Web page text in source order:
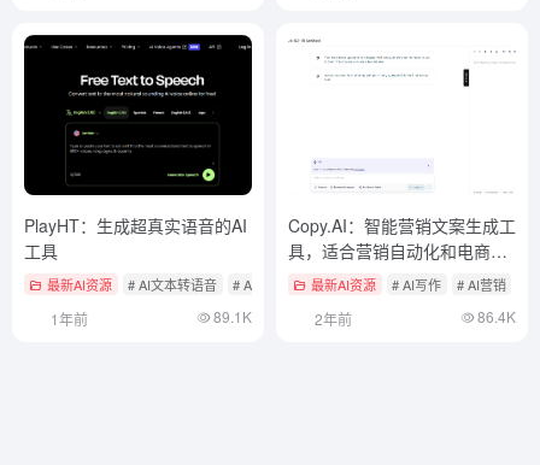
PlayHT：生成超真实语音的AI
工具
最新AI资源 # AI文本转语音 # AI语音克隆
1年前 89.1K
Copy.AI：智能营销文案生成工
具，适合营销自动化和电商文
案写作
最新AI资源 # AI写作 # AI营销
2年前 86.4K